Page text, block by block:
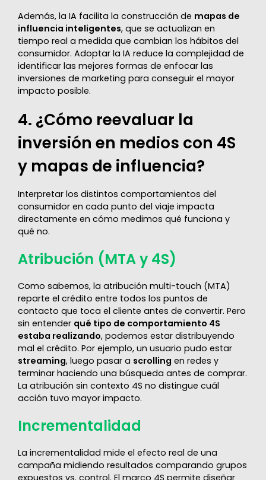
Además, la IA facilita la construcción de mapas de
influencia inteligentes, que se actualizan en
tiempo real a medida que cambian los hábitos del
consumidor. Adoptar la IA reduce la complejidad de
identificar las mejores formas de enfocar las
inversiones de marketing para conseguir el mayor
impacto posible.
4. ¿Cómo reevaluar la
inversión en medios con 4S
y mapas de influencia?
Interpretar los distintos comportamientos del
consumidor en cada punto del viaje impacta
directamente en cómo medimos qué funciona y
qué no.
Atribución (MTA y 4S)
Como sabemos, la atribución multi-touch (MTA)
reparte el crédito entre todos los puntos de
contacto que toca el cliente antes de convertir. Pero
sin entender qué tipo de comportamiento 4S
estaba realizando, podemos estar distribuyendo
mal el crédito. Por ejemplo, un usuario pudo estar
streaming, luego pasar a scrolling en redes y
terminar haciendo una búsqueda antes de comprar.
La atribución sin contexto 4S no distingue cuál
acción tuvo mayor impacto.
Incrementalidad
La incrementalidad mide el efecto real de una
campaña midiendo resultados comparando grupos
expuestos vs. control. El marco 4S permite diseñar